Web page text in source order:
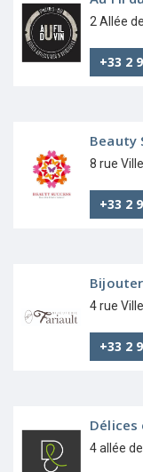
2 Allée
+33 2
Beauty
8 rue
+33 2
4 rue
+33 2
Délices
4 allée